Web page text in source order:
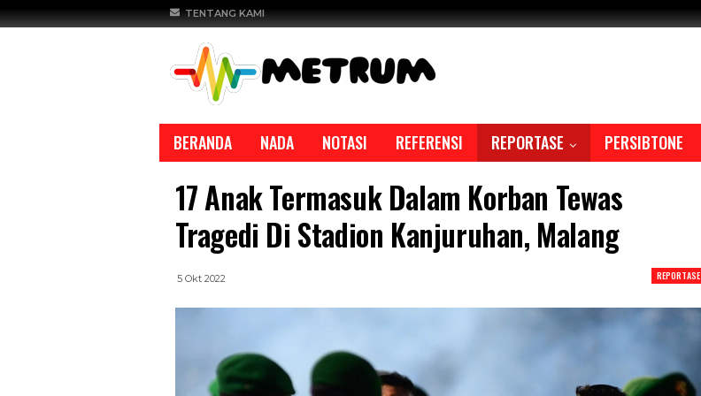
TENTANG KAMI
BERANDA NADA NOTASI REFERENSI REPORTASE PERSIBTONE
17 Anak Termasuk Dalam Korban Tewas
Tragedi Di Stadion Kanjuruhan, Malang
REPORTASE
5 Okt 2022